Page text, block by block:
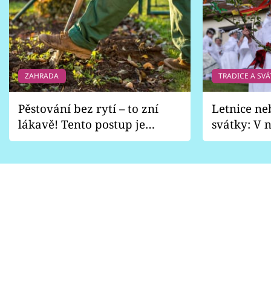
ZAHRADA
Pěstování bez rytí – to zní
lákavě! Tento postup je
vhodný jen pro některé
TRADICE A
Letnice
svátky: V
pondělí